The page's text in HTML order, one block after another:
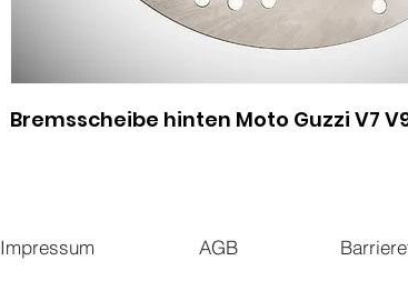
Bremsscheibe hinten Moto Guzzi V7
Impressum AGB